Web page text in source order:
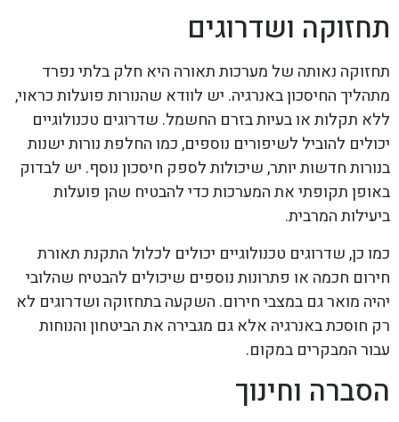
תחזוקה ושדרוגים
תחזוקה נאותה של מערכות תאורה היא חלק בלתי נפרד
מתהליך החיסכון באנרגיה. יש לוודא שהנורות פועלות כראוי,
ללא תקלות או בעיות בזרם החשמל. שדרוגים טכנולוגיים
יכולים להוביל לשיפורים נוספים, כמו החלפת נורות ישנות
בנורות חדשות יותר, שיכולות לספק חיסכון נוסף. יש לבדוק
באופן תקופתי את המערכות כדי להבטיח שהן פועלות
ביעילות המרבית.
כמו כן, שדרוגים טכנולוגיים יכולים לכלול התקנת תאורת
חירום חכמה או פתרונות נוספים שיכולים להבטיח שהלובי
יהיה מואר גם במצבי חירום. השקעה בתחזוקה ושדרוגים לא
רק חוסכת באנרגיה אלא גם מגבירה את הביטחון והנוחות
עבור המבקרים במקום.
הסברה וחינוך